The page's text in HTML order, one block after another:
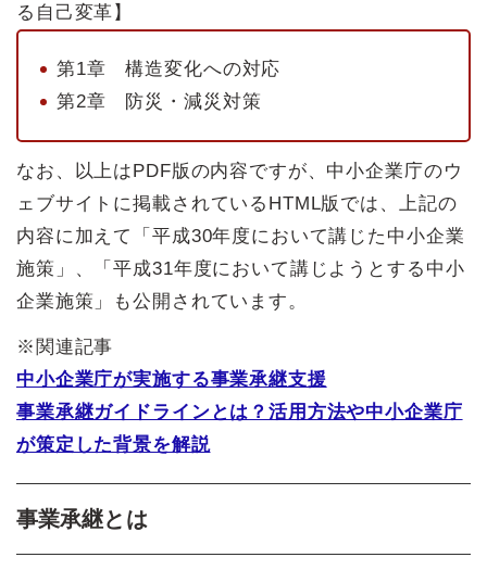
る自己変革】
第1章 構造変化への対応
第2章 防災・減災対策
なお、以上はPDF版の内容ですが、中小企業庁のウ
ェブサイトに掲載されているHTML版では、上記の
内容に加えて「平成30年度において講じた中小企業
施策」、「平成31年度において講じようとする中小
企業施策」も公開されています。
※関連記事
中小企業庁が実施する事業承継支援
事業承継ガイドラインとは？活用方法や中小企業庁
が策定した背景を解説
事業承継とは